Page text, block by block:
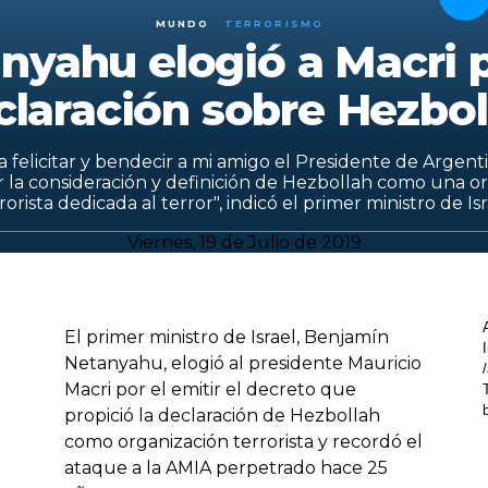
MUNDO TERRORISMO
elogió a Macri
sobre
felicitar y bendecir a mi amigo el Presidente de
la consideración y definición de Hezbollah como una
dedicada al terror", indicó el primer ministro de
Viernes, 19 de Julio de 2019
El primer ministro de Israel, Benjamín
Netanyahu, elogió al presidente Mauricio
Macri por el emitir el decreto que
propició la declaración de Hezbollah
como organización terrorista y recordó el
ataque a la AMIA perpetrado hace 25